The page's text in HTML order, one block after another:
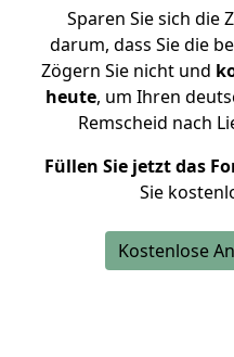
Sparen Sie sich die
darum, dass Sie die
Zögern Sie nicht und
heute, um Ihren
Remscheid nach
Füllen Sie jetzt das
Sie
Kostenlose